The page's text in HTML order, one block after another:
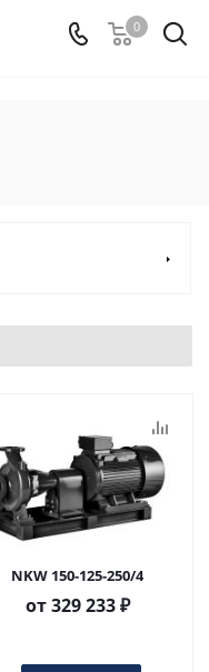
0
NKW 150-125-250/4
от329 233 ₽